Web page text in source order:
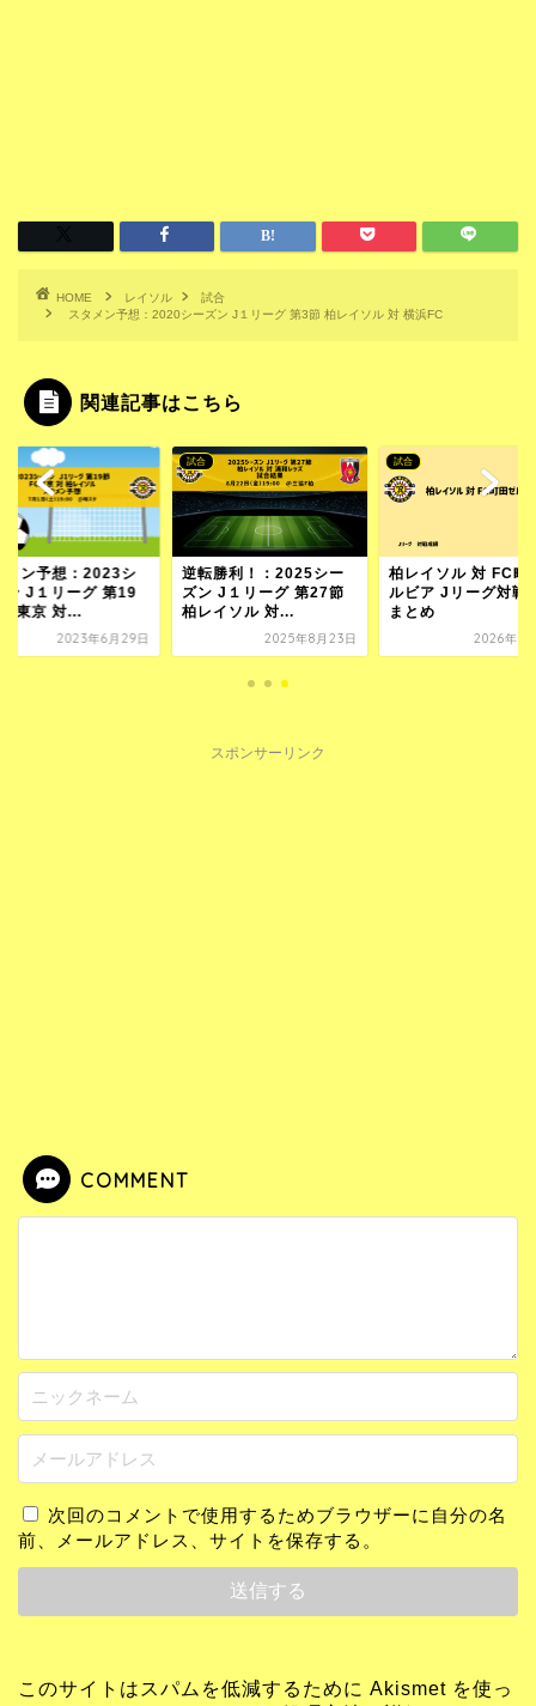
HOME レイソル
試合
スタメン予想：2020シーズン J１リーグ 第3節 柏レイソル 対 横浜FC
関連記事はこちら
勝利！：2025シー
J１リーグ 第27節
イソル 対...
2025年8月23日
試合
柏レイソル 対 FC町田ゼ
ルビア Jリーグ対戦成績
まとめ
2026年3月10日
試合
スタメン予想：
ーズン J１リーグ 第
節 FC東京 対...
2023年6
スポンサーリンク
COMMENT
次回のコメントで使用するためブラウザーに自分の名
前、メールアドレス、サイトを保存する。
このサイトはスパムを低減するために Akismet を使っ